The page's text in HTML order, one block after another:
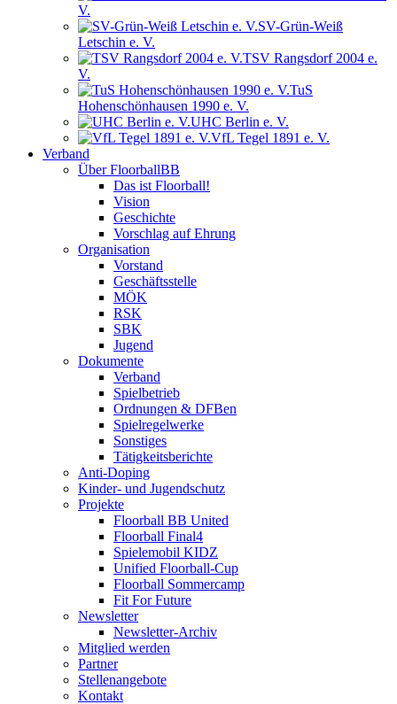
V.
SV-Grün-Weiß
Letschin e. V.
TSV Rangsdorf 2004 e.
V.
TuS
Hohenschönhausen 1990 e. V.
UHC Berlin e. V.
VfL Tegel 1891 e. V.
Verband
Über FloorballBB
Das ist Floorball!
Vision
Geschichte
Vorschlag auf Ehrung
Organisation
Vorstand
Geschäftsstelle
MÖK
RSK
SBK
Jugend
Dokumente
Verband
Spielbetrieb
Ordnungen & DFBen
Spielregelwerke
Sonstiges
Tätigkeitsberichte
Anti-Doping
Kinder- und Jugendschutz
Projekte
Floorball BB United
Floorball Final4
Spielemobil KIDZ
Unified Floorball-Cup
Floorball Sommercamp
Fit For Future
Newsletter
Newsletter-Archiv
Mitglied werden
Partner
Stellenangebote
Kontakt